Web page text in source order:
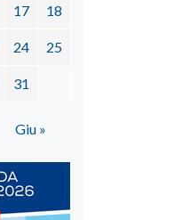
17 18
24 25
31
Giu »